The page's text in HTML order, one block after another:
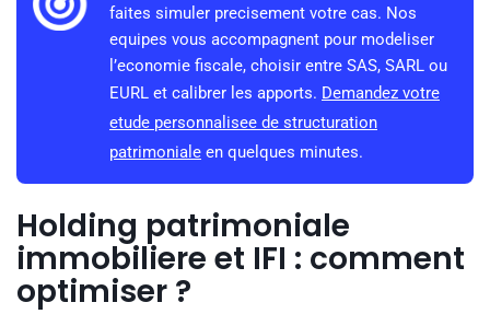
faites simuler precisement votre cas. Nos
equipes vous accompagnent pour modeliser
l’economie fiscale, choisir entre SAS, SARL ou
EURL et calibrer les apports. Demandez votre
etude personnalisee de structuration
patrimoniale en quelques minutes.
Holding patrimoniale
immobiliere et IFI : comment
optimiser ?